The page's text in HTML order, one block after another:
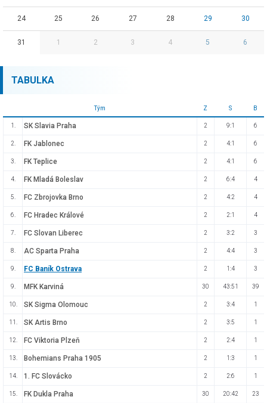
24 25 26 27 28 29 30
31 1 2 3 4 5 6
TABULKA
Tým Z S B
1. SK Slavia Praha 2 9:1 6
2. FK Jablonec 2 4:1 6
3. FK Teplice 2 4:1 6
4. FK Mladá Boleslav 2 6:4 4
5. FC Zbrojovka Brno 2 4:2 4
6. FC Hradec Králové 2 2:1 4
7. FC Slovan Liberec 2 3:2 3
8. AC Sparta Praha 2 4:4 3
9. FC Baník Ostrava 2 1:4 3
9. MFK Karviná 30 43:51 39
10. SK Sigma Olomouc 2 3:4 1
11. SK Artis Brno 2 3:5 1
12. FC Viktoria Plzeň 2 2:4 1
13. Bohemians Praha 1905 2 1:3 1
14. 1. FC Slovácko 2 2:6 1
15. FK Dukla Praha 30 20:42 23